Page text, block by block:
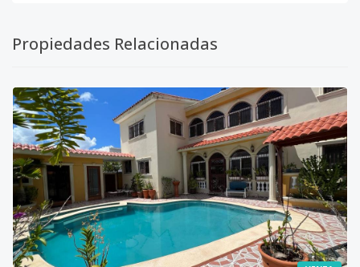
Propiedades Relacionadas